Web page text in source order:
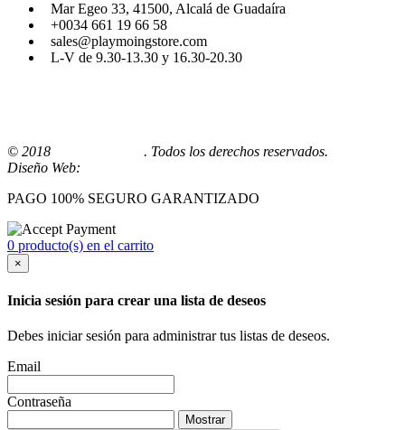
Mar Egeo 33, 41500, Alcalá de Guadaíra
+0034 661 19 66 58
sales@playmoingstore.com
L-V de 9.30-13.30 y 16.30-20.30
© 2018
. Todos los derechos reservados.
Diseño Web:
PAGO 100% SEGURO GARANTIZADO
0 producto(s) en el carrito
×
Inicia sesión para crear una lista de deseos
Debes iniciar sesión para administrar tus listas de deseos.
Email
Contraseña
Mostrar